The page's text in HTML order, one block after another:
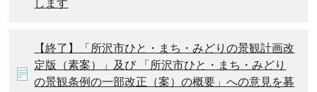
します
【終了】「所沢市ひと・まち・みどりの景観計画改
定版（素案）」及び 「所沢市ひと・まち・みどり
の景観条例の一部改正（案）の概要」への意見を募